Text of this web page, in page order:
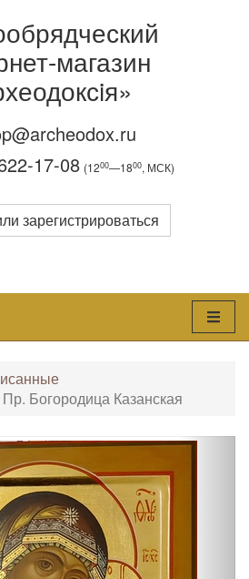
магазин
17-08 (1200—1800, МСК)
зарегистрироваться
Богородица Казанская